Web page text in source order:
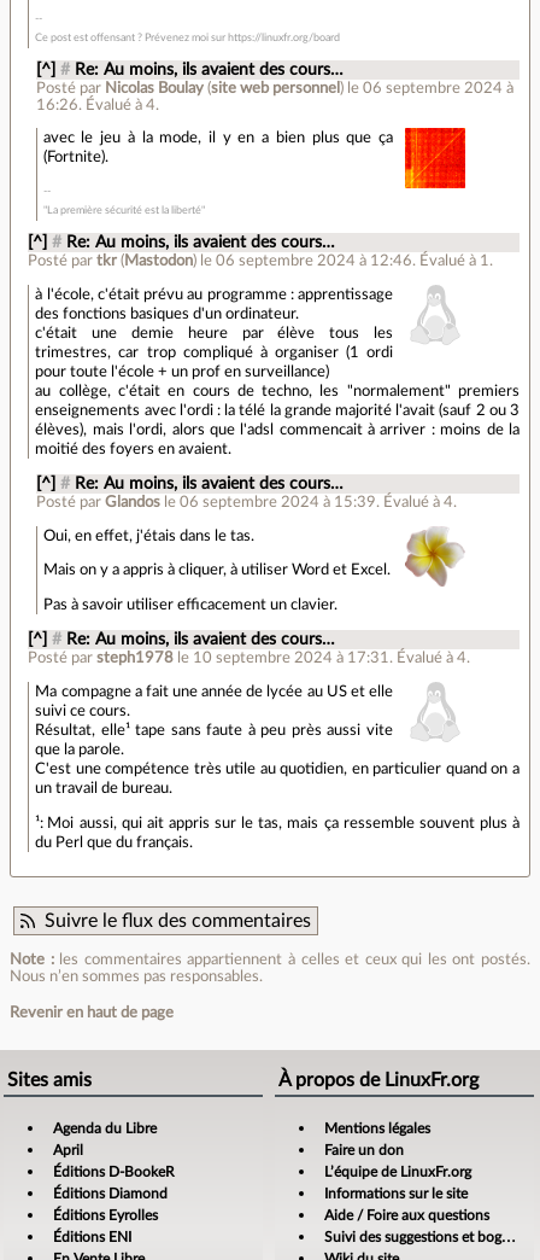
Ce post est offensant ? Prévenez moi sur https://linuxfr.org/board
[^] # Re: Au moins, ils avaient des cours…
Posté par Nicolas Boulay(site web personnel ) le 06 septembre 2024 à
16:26. Évalué à 4.
avec le jeu à la mode, il y en a bien plus que ça
(Fortnite).
"La première sécurité est la liberté"
[^] # Re: Au moins, ils avaient des cours…
Posté partkr ( Mastodon) le 06 septembre 2024 à 12:46. Évalué à 1 .
à l'école, c'était prévu au programme : apprentissage
des fonctions basiques d'un ordinateur.
c'était une demie heure par élève tous les
trimestres, car trop compliqué à organiser (1 ordi
pour toute l'école + un prof en surveillance)
au collège, c'était en cours de techno, les "normalement" premiers
enseignements avec l'ordi : la télé la grande majorité l'avait (sauf 2 ou 3
élèves), mais l'ordi, alors que l'adsl commencait à arriver : moins de la
moitié des foyers en avaient.
[^] # Re: Au moins, ils avaient des cours…
Posté par Glandos le 06 septembre 2024 à 15:39. Évalué à 4.
Oui, en effet, j'étais dans le tas.
Mais on y a appris à cliquer, à utiliser Word et Excel.
Pas à savoir utiliser efficacement un clavier.
[^] # Re: Au moins, ils avaient des cours…
Posté parsteph1978 le 10 septembre 2024 à 17:31 . Évalué à4.
Ma compagne a fait une année de lycée au US et elle
suivi ce cours.
Résultat, elle¹ tape sans faute à peu près aussi vite
que la parole.
C'est une compétence très utile au quotidien, en particulier quand on a
un travail de bureau.
¹: Moi aussi, qui ait appris sur le tas, mais ça ressemble souvent plus à
du Perl que du français.
Suivre le flux des commentaires
Note :les commentaires appartiennent à celles et ceux qui les ont postés.
Nous n’en sommes pas responsables.
Revenir en haut de page
Sites amis
Agenda du Libre
April
Éditions D-BookeR
Éditions Diamond
Éditions Eyrolles
Éditions ENI
À propos de LinuxFr.org
Mentions légales
Faire un don
L’équipe de LinuxFr.org
Informations sur le site
Aide / Foire aux questions
Suivi des suggestions et bogues